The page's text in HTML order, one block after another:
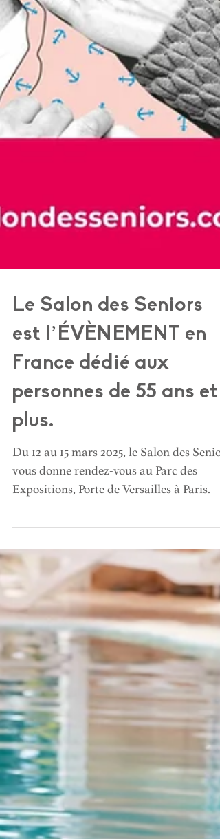
Le Salon des Seniors
est l’ÉVÈNEMENT en
France dédié aux
personnes de 55 ans et
plus.
Du 12 au 15 mars 2025, le Salon des
vous donne rendez-vous au Parc des